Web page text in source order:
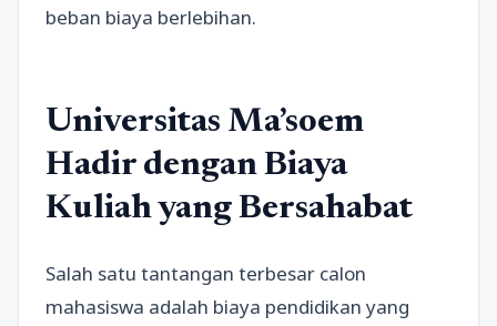
beban biaya berlebihan.
Universitas Ma’soem
Hadir dengan Biaya
Kuliah yang Bersahabat
Salah satu tantangan terbesar calon
mahasiswa adalah biaya pendidikan yang